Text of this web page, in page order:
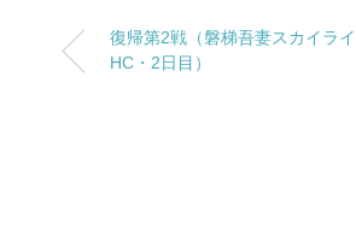
復帰第2戦（磐梯吾妻スカイラ
HC・2日目）